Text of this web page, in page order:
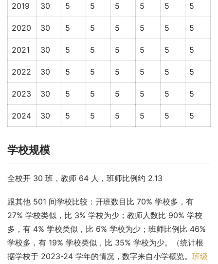
2019 30 5 5 5 5 5 5
2020 30 5 5 5 5 5 5
2021 30 5 5 5 5 5 5
2022 30 5 5 5 5 5 5
2023 30 5 5 5 5 5 5
2024 30 5 5 5 5 5 5
学校规模
全校开 30 班，教师 64 人，班师比例约 2.13
跟其他 501 间学校比较：开班数目比 70% 学校多，有
27% 学校类似，比 3% 学校为少；教师人数比 90% 学校
多，有 4% 学校类似，比 6% 学校为少；班师比例比 46%
学校多，有 19% 学校类似，比 35% 学校为少。（统计根
据学校于 2023-24 学年的情况，数字来自小学概览。 班级